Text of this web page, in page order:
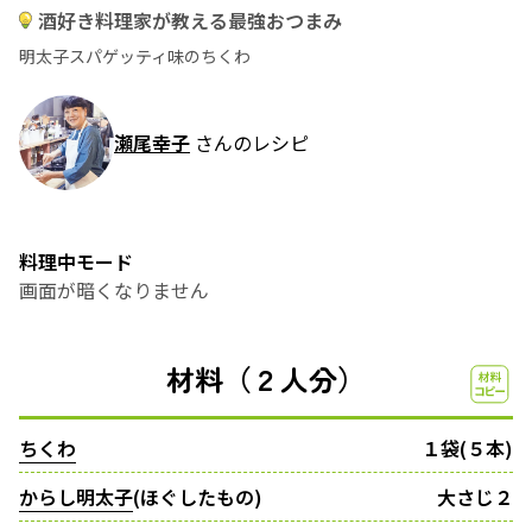
酒好き料理家が教える最強おつまみ
明太子スパゲッティ味のちくわ
瀬尾幸子 さんのレシピ
料理中モード
画面が暗くなりません
材料（２人分）
ちくわ
１袋(５本)
からし明太子(ほぐしたもの)
大さじ２